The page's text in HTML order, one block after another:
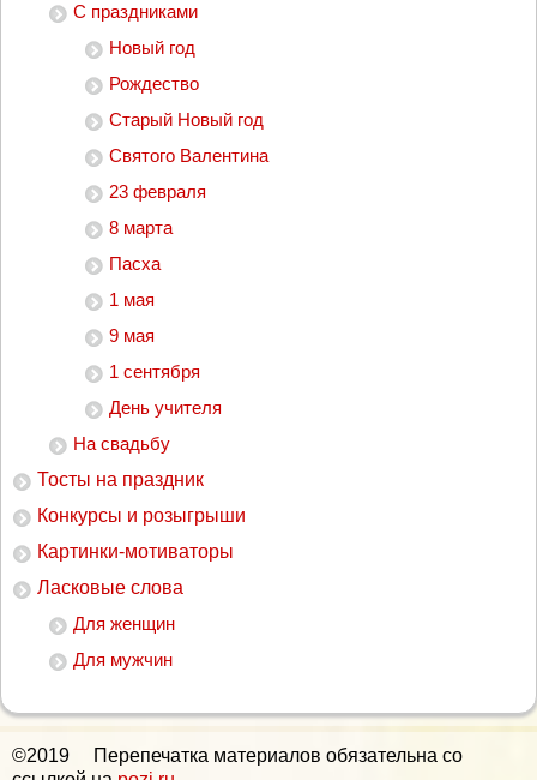
С праздниками
Новый год
Рождество
Старый Новый год
Святого Валентина
23 февраля
8 марта
Пасха
1 мая
9 мая
1 сентября
День учителя
На свадьбу
Тосты на праздник
Конкурсы и розыгрыши
Картинки-мотиваторы
Ласковые слова
Для женщин
Для мужчин
©2019 Перепечатка материалов обязательна со